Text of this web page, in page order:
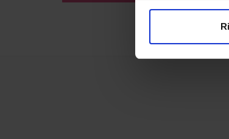
modificare o